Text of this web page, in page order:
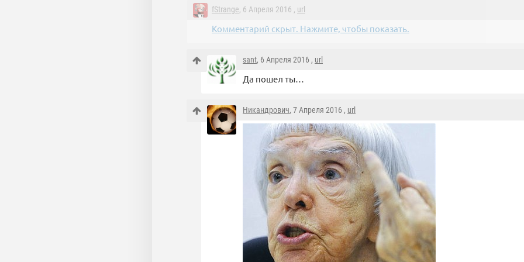
fStrange, 6 Апреля 2016 , url
Комментарий скрыт. Нажмите, чтобы показать.
sant, 6 Апреля 2016 , url
Да пошел ты…
Никандрович, 7 Апреля 2016 , url